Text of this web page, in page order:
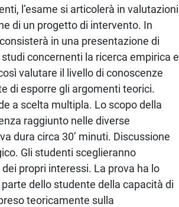
l’esame si articolerà in valutazioni
di un progetto di intervento. In
in una presentazione di
concernenti la ricerca empirica e
valutare il livello di conoscenze
di esporre gli argomenti teorici.
a scelta multipla. Lo scopo della
raggiunto nelle diverse
dura circa 30’ minuti. Discussione
Gli studenti sceglieranno
propri interessi. La prova ha lo
dello studente della capacità di
teoricamente sulla